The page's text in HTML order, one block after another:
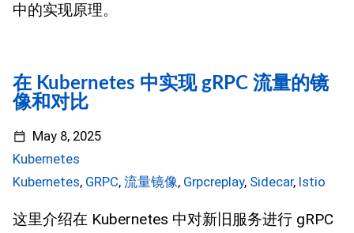
中的实现原理。
在 Kubernetes 中实现 gRPC 流量的镜
像和对比
May 8, 2025
Kubernetes
Kubernetes, GRPC, 流量镜像, Grpcreplay, Sidecar, Istio
这里介绍在 Kubernetes 中对新旧服务进行 gRPC